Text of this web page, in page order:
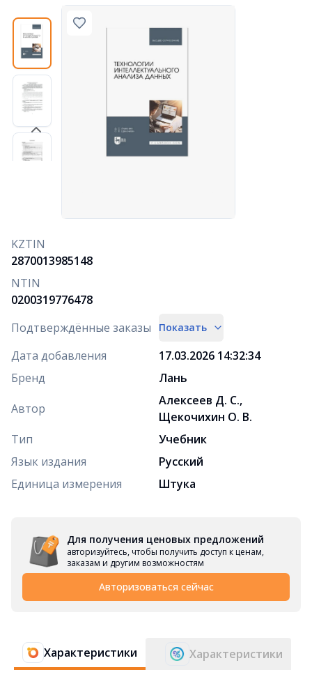
KZTIN
2870013985148
NTIN
0200319776478
Подтверждённые заказы
Показать
Дата добавления
17.03.2026 14:32:34
Бренд
Лань
Автор
Алексеев Д. С.,
Щекочихин О. В.
Тип
Учебник
Язык издания
Русский
Единица измерения
Штука
Для получения ценовых предложений
авторизуйтесь, чтобы получить доступ к ценам,
заказам и другим возможностям
Авторизоваться сейчас
Характеристики Характеристики